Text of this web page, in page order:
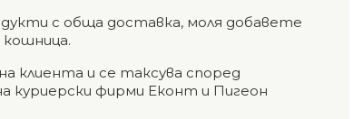
с обща доставка, моля добавете
клиента и се таксува според
фирми Еконт и Пигеон